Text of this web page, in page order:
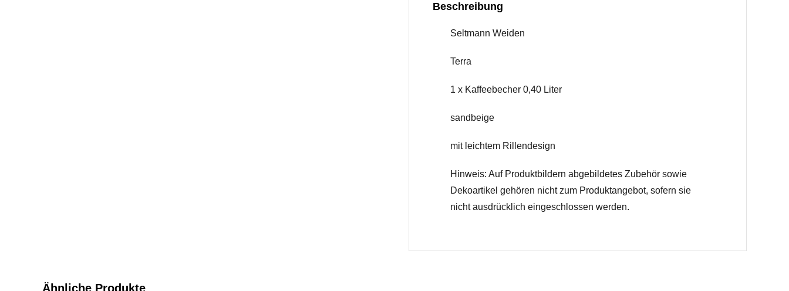
Beschreibung
Seltmann Weiden
Terra
1 x Kaffeebecher 0,40 Liter
sandbeige
mit leichtem Rillendesign
Hinweis: Auf Produktbildern abgebildetes Zubehör sowie
Dekoartikel gehören nicht zum Produktangebot, sofern sie
nicht ausdrücklich eingeschlossen werden.
Ähnliche Produkte